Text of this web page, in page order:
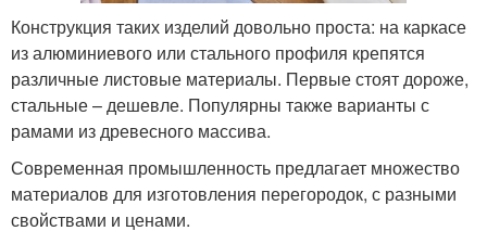
Конструкция таких изделий довольно проста: на каркасе
из алюминиевого или стального профиля крепятся
различные листовые материалы. Первые стоят дороже,
стальные – дешевле. Популярны также варианты с
рамами из древесного массива.
Современная промышленность предлагает множество
материалов для изготовления перегородок, с разными
свойствами и ценами.